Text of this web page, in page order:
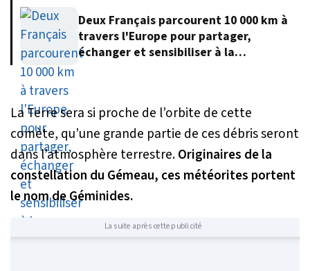
Deux Français parcourent 10 000 km à
travers l'Europe pour partager,
échanger et sensibiliser à la
La Terre sera si proche de l’orbite de cette
comète, qu’une grande partie de ces débris seront
dans l’atmosphère terrestre.Originaires de la
constellation du Gémeau, ces météorites portent
le nom de Géminides.
La suite après cette publicité